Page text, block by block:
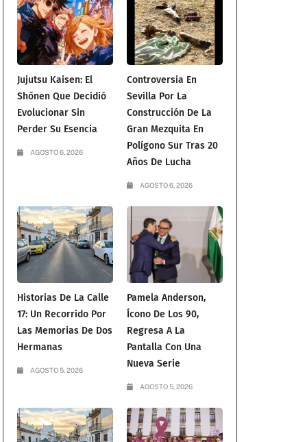
Jujutsu Kaisen: El
Shōnen Que Decidió
Evolucionar Sin
Perder Su Esencia
AGOSTO 6, 2026
Controversia En
Sevilla Por La
Construcción De La
Gran Mezquita En
Polígono Sur Tras 20
Años De Lucha
AGOSTO 6, 2026
Historias De La Calle
17: Un Recorrido Por
Las Memorias De Dos
Hermanas
AGOSTO 5, 2026
Pamela Anderson,
Ícono De Los 90,
Regresa A La
Pantalla Con Una
Nueva Serie
AGOSTO 5, 2026